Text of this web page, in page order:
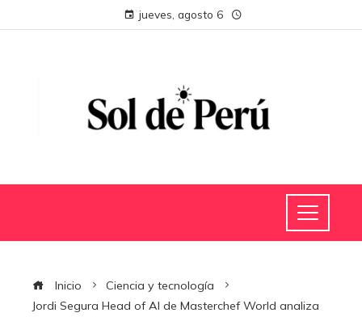
jueves, agosto 6
Inicio
Ciencia y tecnología
Jordi Segura Head of AI de Masterchef World analiza